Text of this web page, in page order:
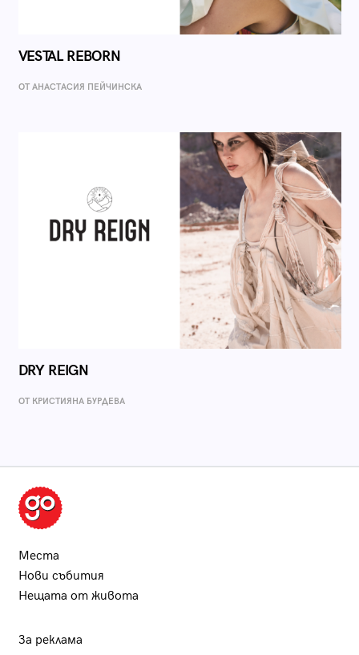
VESTAL REBORN
ОТ AНАСТАСИЯ ПЕЙЧИНСКА
DRY REIGN
ОТ КРИСТИЯНА БУРДЕВА
Места
Нови събития
Нещата от живота
За реклама